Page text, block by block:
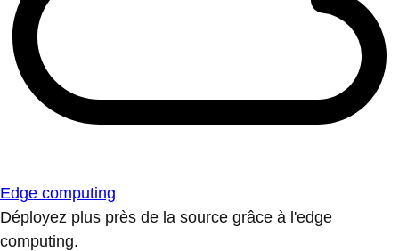
Edge computing
Déployez plus près de la source grâce à l'edge
computing.